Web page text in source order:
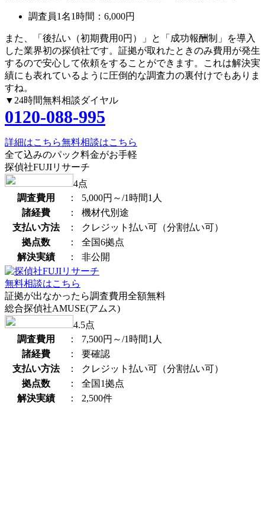
調査員1名1時間： 6,000円
また、 「後払い（初期費用0円）」 と 「成功報酬制」
を導入
した業界初の探偵社です。証拠が取れたときのみ費用が発生
するので安心して依頼をすることができます。これは解決実
績にも表れているように圧倒的な調査力の裏付けでもありま
すね。
▼24時間無料相談ダイヤル
0120-088-995
詳細はこちら無料相談はこちら
全て込みのパック料金がお手軽
探偵社FUJIリサーチ
4点
調査費用
：
5,000円～/1時間1人
諸経費
：
機材代別途
支払い方法
：
クレジット払い可（分割払い可）
拠点数
：
全国6拠点
解決実績
： 非公開
無料相談はこちら
証拠が出なかったら調査費用全額無料
総合探偵社AMUSE(アムス)
4.5点
調査費用
：
7,500円～/1時間1人
諸経費
：
要確認
支払い方法
：
クレジット払い可（分割払い可）
拠点数
：
全国1拠点
解決実績
： 2,500件